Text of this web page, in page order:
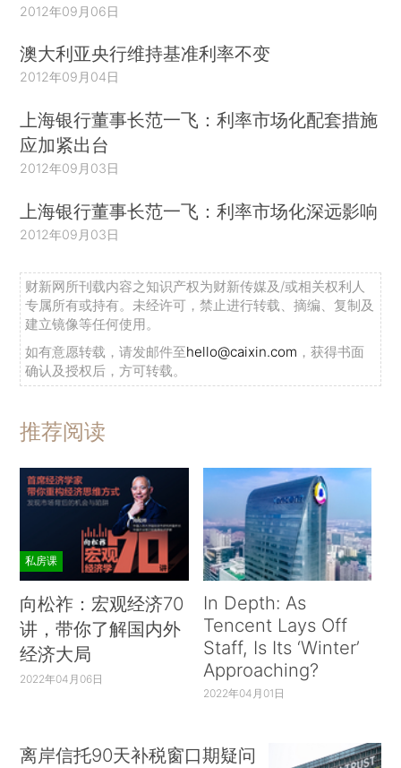
2012年09月06日
澳大利亚央行维持基准利率不变
2012年09月04日
上海银行董事长范一飞：利率市场化配套措施
应加紧出台
2012年09月03日
上海银行董事长范一飞：利率市场化深远影响
2012年09月03日
财新网所刊载内容之知识产权为财新传媒及/或相关权利人
专属所有或持有。未经许可，禁止进行转载、摘编、复制及
建立镜像等任何使用。
如有意愿转载，请发邮件至hello@caixin.com ，获得书面
确认及授权后，方可转载。
推荐阅读
私房课
向松祚：宏观经济70
讲，带你了解国内外
经济大局
2022年04月06日
In Depth: As
Tencent Lays Off
Staff, Is Its ‘Winter’
Approaching?
2022年04月01日
离岸信托90天补税窗口期疑问